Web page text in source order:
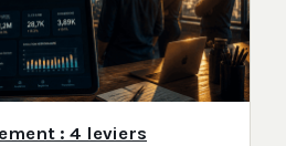
: 4 leviers